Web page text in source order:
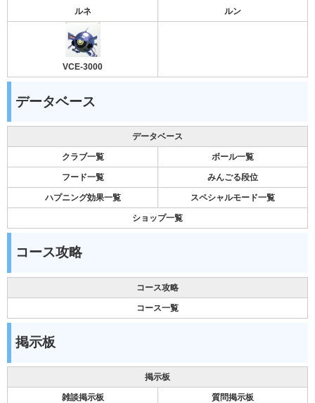
ルネ ルン
VCE-3000
データベース
データベース
クラブ一覧 ボール一覧
フード一覧 みんごる段位
ハプニング効果一覧 スペシャルモード一覧
ショップ一覧
コース攻略
コース攻略
コース一覧
掲示板
掲示板
雑談掲示板 質問掲示板